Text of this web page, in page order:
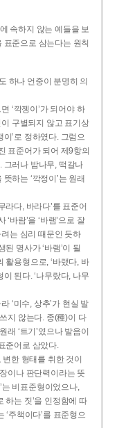
속하지 않는 예들을 보
표준으로 삼는다는 원칙
하나 언중이 분명히 의
‘깍젱이’가 되어야 하
이 구별되지 않고 표기상
이’로 정하였다. 그럼으
표준어가 되어 제9항의
그러나 밤나무, 떡갈나
하는 ‘깍정이’는 원래
라다, 바라다’를 표준어
바람’을 ‘바램’으로 잘
려는 심리 때문인 듯하
된 명사가 ‘바램’이 될
활용형으로, ‘바랬다, 바
이 된다. ‘나무랐다, 나무
‘미수, 상추’가 현실 발
지 않는다. 종(種)이 다
래 ‘트기’였으나 발음이
준어로 삼았다.
한 형태를 취한 것이
이나 판단력이라는 뜻
는 비표준형이었으나,
하는 짓’을 인정함에 따
‘주책이다’를 표준형으